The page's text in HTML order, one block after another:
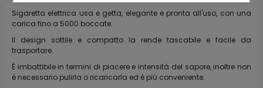
Sigaretta elettrica usa e getta, elegante e pronta all'uso, con una
carica fino a 5000 boccate.
Il design sottile e compatto la rende tascabile e facile da
trasportare.
È imbattibile in termini di piacere e intensità del sapore, inoltre non
è necessario pulirla o ricaricarla ed è più conveniente.